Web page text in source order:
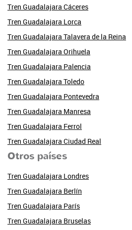
Tren Guadalajara Cáceres
Tren Guadalajara Lorca
Tren Guadalajara Talavera de la Reina
Tren Guadalajara Orihuela
Tren Guadalajara Palencia
Tren Guadalajara Toledo
Tren Guadalajara Pontevedra
Tren Guadalajara Manresa
Tren Guadalajara Ferrol
Tren Guadalajara Ciudad Real
Otros países
Tren Guadalajara Londres
Tren Guadalajara Berlín
Tren Guadalajara París
Tren Guadalajara Bruselas